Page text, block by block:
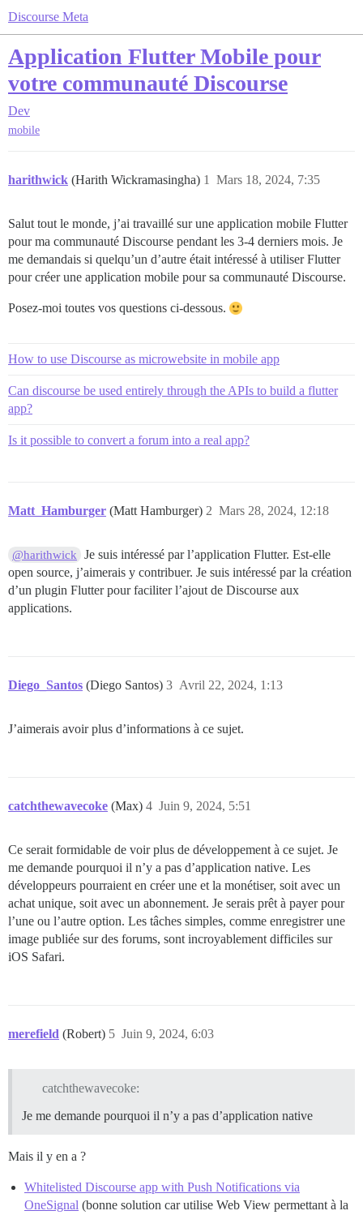
Discourse Meta
Application Flutter Mobile pour
votre communauté Discourse
Dev
mobile
harithwick (Harith Wickramasingha) Mars 18, 2024, 7:35
1
Salut tout le monde, j’ai travaillé sur une application mobile Flutter
pour ma communauté Discourse pendant les 3-4 derniers mois. Je
me demandais si quelqu’un d’autre était intéressé à utiliser Flutter
pour créer une application mobile pour sa communauté Discourse.
Posez-moi toutes vos questions ci-dessous.
How to use Discourse as microwebsite in mobile app
Can discourse be used entirely through the APIs to build a flutter
app?
Is it possible to convert a forum into a real app?
Matt_Hamburger (Matt Hamburger) Mars 28, 2024, 12:18
2
@harithwick Je suis intéressé par l’application Flutter. Est-elle
open source, j’aimerais y contribuer. Je suis intéressé par la création
d’un plugin Flutter pour faciliter l’ajout de Discourse aux
applications.
Diego_Santos (Diego Santos) Avril 22, 2024, 1:13
3
J’aimerais avoir plus d’informations à ce sujet.
catchthewavecoke (Max) Juin 9, 2024, 5:51
4
Ce serait formidable de voir plus de développement à ce sujet. Je
me demande pourquoi il n’y a pas d’application native. Les
développeurs pourraient en créer une et la monétiser, soit avec un
achat unique, soit avec un abonnement. Je serais prêt à payer pour
l’une ou l’autre option. Les tâches simples, comme enregistrer une
image publiée sur des forums, sont incroyablement difficiles sur
iOS Safari.
merefield (Robert) Juin 9, 2024, 6:03
5
catchthewavecoke:
Je me demande pourquoi il n’y a pas d’application native
Mais il y en a ?
Whitelisted Discourse app with Push Notifications via
OneSignal (bonne solution car utilise Web View permettant à la